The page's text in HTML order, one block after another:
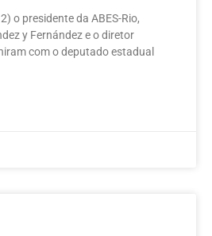
o presidente da ABES-Rio,
y Fernández e o diretor
com o deputado estadual